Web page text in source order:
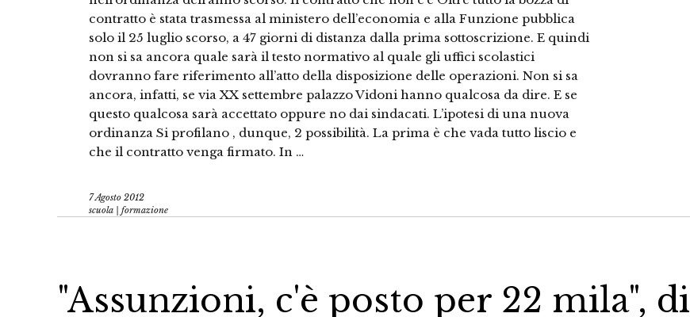
contratto è stata trasmessa al ministero dell’economia e alla Funzione pubblica
solo il 25 luglio scorso, a 47 giorni di distanza dalla prima sottoscrizione. E quindi
non si sa ancora quale sarà il testo normativo al quale gli uffici scolastici
dovranno fare riferimento all’atto della disposizione delle operazioni. Non si sa
ancora, infatti, se via XX settembre palazzo Vidoni hanno qualcosa da dire. E se
questo qualcosa sarà accettato oppure no dai sindacati. L’ipotesi di una nuova
ordinanza Si profilano , dunque, 2 possibilità. La prima è che vada tutto liscio e
che il contratto venga firmato. In …
7 Agosto 2012
scuola | formazione
"Assunzioni, c'è posto per 22 mila", di